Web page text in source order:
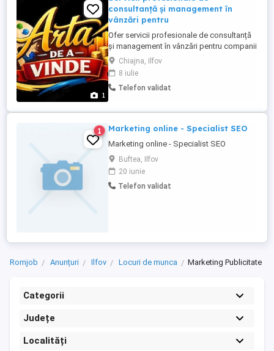
1
consultanță și management în
vânzări pentru
Ofer servicii profesionale de consultanță
și management în vânzări pentru companii
și antreprenori care doresc să își crească
performanța și profitabilitatea. Servicii
oferite: Dezvoltarea strategiilor de vânzări
Organizarea și coordonarea echipelor
vânzare ...
Chiajna, Ilfov
8 iulie
Telefon validat
1 Marketing online - Specialist SEO
Marketing online - Specialist SEO
Buftea, Ilfov
20 iunie
Telefon validat
Romjob Anunțuri Ilfov Locuri de munca Marketing Publicitate
Categorii
Județe
Localități